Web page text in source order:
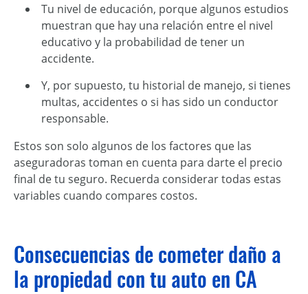
Tu nivel de educación, porque algunos estudios
muestran que hay una relación entre el nivel
educativo y la probabilidad de tener un
accidente.
Y, por supuesto, tu historial de manejo, si tienes
multas, accidentes o si has sido un conductor
responsable.
Estos son solo algunos de los factores que las
aseguradoras toman en cuenta para darte el precio
final de tu seguro. Recuerda considerar todas estas
variables cuando compares costos.
Consecuencias de cometer daño a
la propiedad con tu auto en CA